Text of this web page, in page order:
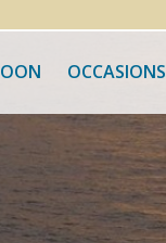
OCCASIONS